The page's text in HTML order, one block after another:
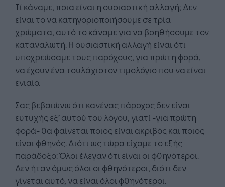
Τί κάναμε, ποια είναι η ουσιαστική αλλαγή; Δεν
είναι το να κατηγοριοποιήσουμε σε τρία
χρώματα, αυτό το κάναμε για να βοηθήσουμε τον
καταναλωτή. Η ουσιαστική αλλαγή είναι ότι
υποχρεώσαμε τους παρόχους, για πρώτη φορά,
να έχουν ένα τουλάχιστον τιμολόγιο που να είναι
ενιαίο.
Σας βεβαιώνω ότι κανένας πάροχος δεν είναι
ευτυχής εξ’ αυτού του λόγου, γιατί -για πρώτη
φορά- θα φαίνεται ποιος είναι ακριβός και ποιος
είναι φθηνός. Διότι ως τώρα είχαμε το εξής
παράδοξο: Όλοι έλεγαν ότι είναι οι φθηνότεροι.
Δεν ήταν όμως όλοι οι φθηνότεροι, διότι δεν
γίνεται αυτό, να είναι όλοι φθηνότεροι.